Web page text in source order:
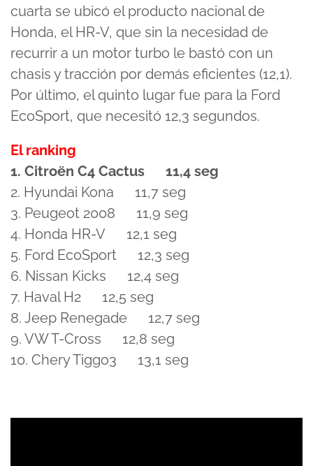
cuarta se ubicó el producto nacional de
Honda, el HR-V, que sin la necesidad de
recurrir a un motor turbo le bastó con un
chasis y tracción por demás eficientes (12,1).
Por último, el quinto lugar fue para la Ford
EcoSport, que necesitó 12,3 segundos.
El ranking
1. Citroën C4 Cactus 11,4 seg
2. Hyundai Kona 11,7 seg
3. Peugeot 2008 11,9 seg
4. Honda HR-V 12,1 seg
5. Ford EcoSport 12,3 seg
6. Nissan Kicks 12,4 seg
7. Haval H2 12,5 seg
8. Jeep Renegade 12,7 seg
9. VW T-Cross 12,8 seg
10. Chery Tiggo3 13,1 seg